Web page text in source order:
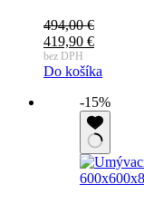
494,00€
419,90 €
bez DPH
Do košíka
-15%